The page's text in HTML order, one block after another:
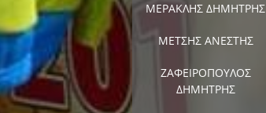
ΜΕΡΑΚΛΗΣ ΔΗΜΗΤΡΗΣ
ΜΕΤΣΗΣ ΑΝΕΣΤΗΣ
ΖΑΦΕΙΡΟΠΟΥΛΟΣ
ΔΗΜΗΤΡΗΣ